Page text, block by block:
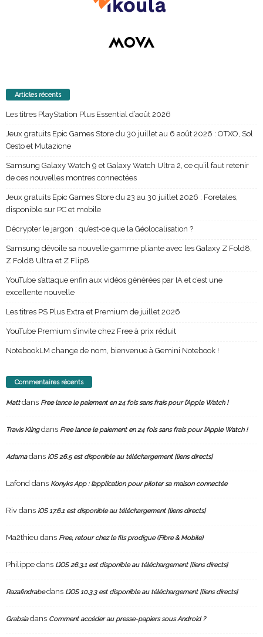
Articles récents
Les titres PlayStation Plus Essential d’août 2026
Jeux gratuits Epic Games Store du 30 juillet au 6 août 2026 : OTXO, Sol
Cesto et Mutazione
Samsung Galaxy Watch 9 et Galaxy Watch Ultra 2, ce qu’il faut retenir
de ces nouvelles montres connectées
Jeux gratuits Epic Games Store du 23 au 30 juillet 2026 : Foretales,
disponible sur PC et mobile
Décrypter le jargon : qu’est-ce que la Géolocalisation ?
Samsung dévoile sa nouvelle gamme pliante avec les Galaxy Z Fold8,
Z Fold8 Ultra et Z Flip8
YouTube s’attaque enfin aux vidéos générées par IA et c’est une
excellente nouvelle
Les titres PS Plus Extra et Premium de juillet 2026
YouTube Premium s’invite chez Free à prix réduit
NotebookLM change de nom, bienvenue à Gemini Notebook !
Commentaires récents
Mattdans Free lance le paiement en 24 fois sans frais pour l’Apple Watch !
Travis Klingdans Free lance le paiement en 24 fois sans frais pour l’Apple Watch !
Adamadans iOS 26.5 est disponible au téléchargement [liens directs]
Lafond dans Konyks App : l’application pour piloter sa maison connectée
Riv dans iOS 17.6.1 est disponible au téléchargement [liens directs]
Ma2thieu dans Free, retour chez le fils prodigue (Fibre & Mobile)
Philippe dans L’iOS 26.3.1 est disponible au téléchargement [liens directs]
Razafindrabedans L’iOS 10.3.3 est disponible au téléchargement [liens directs]
Grabsiadans Comment accéder au presse-papiers sous Android ?